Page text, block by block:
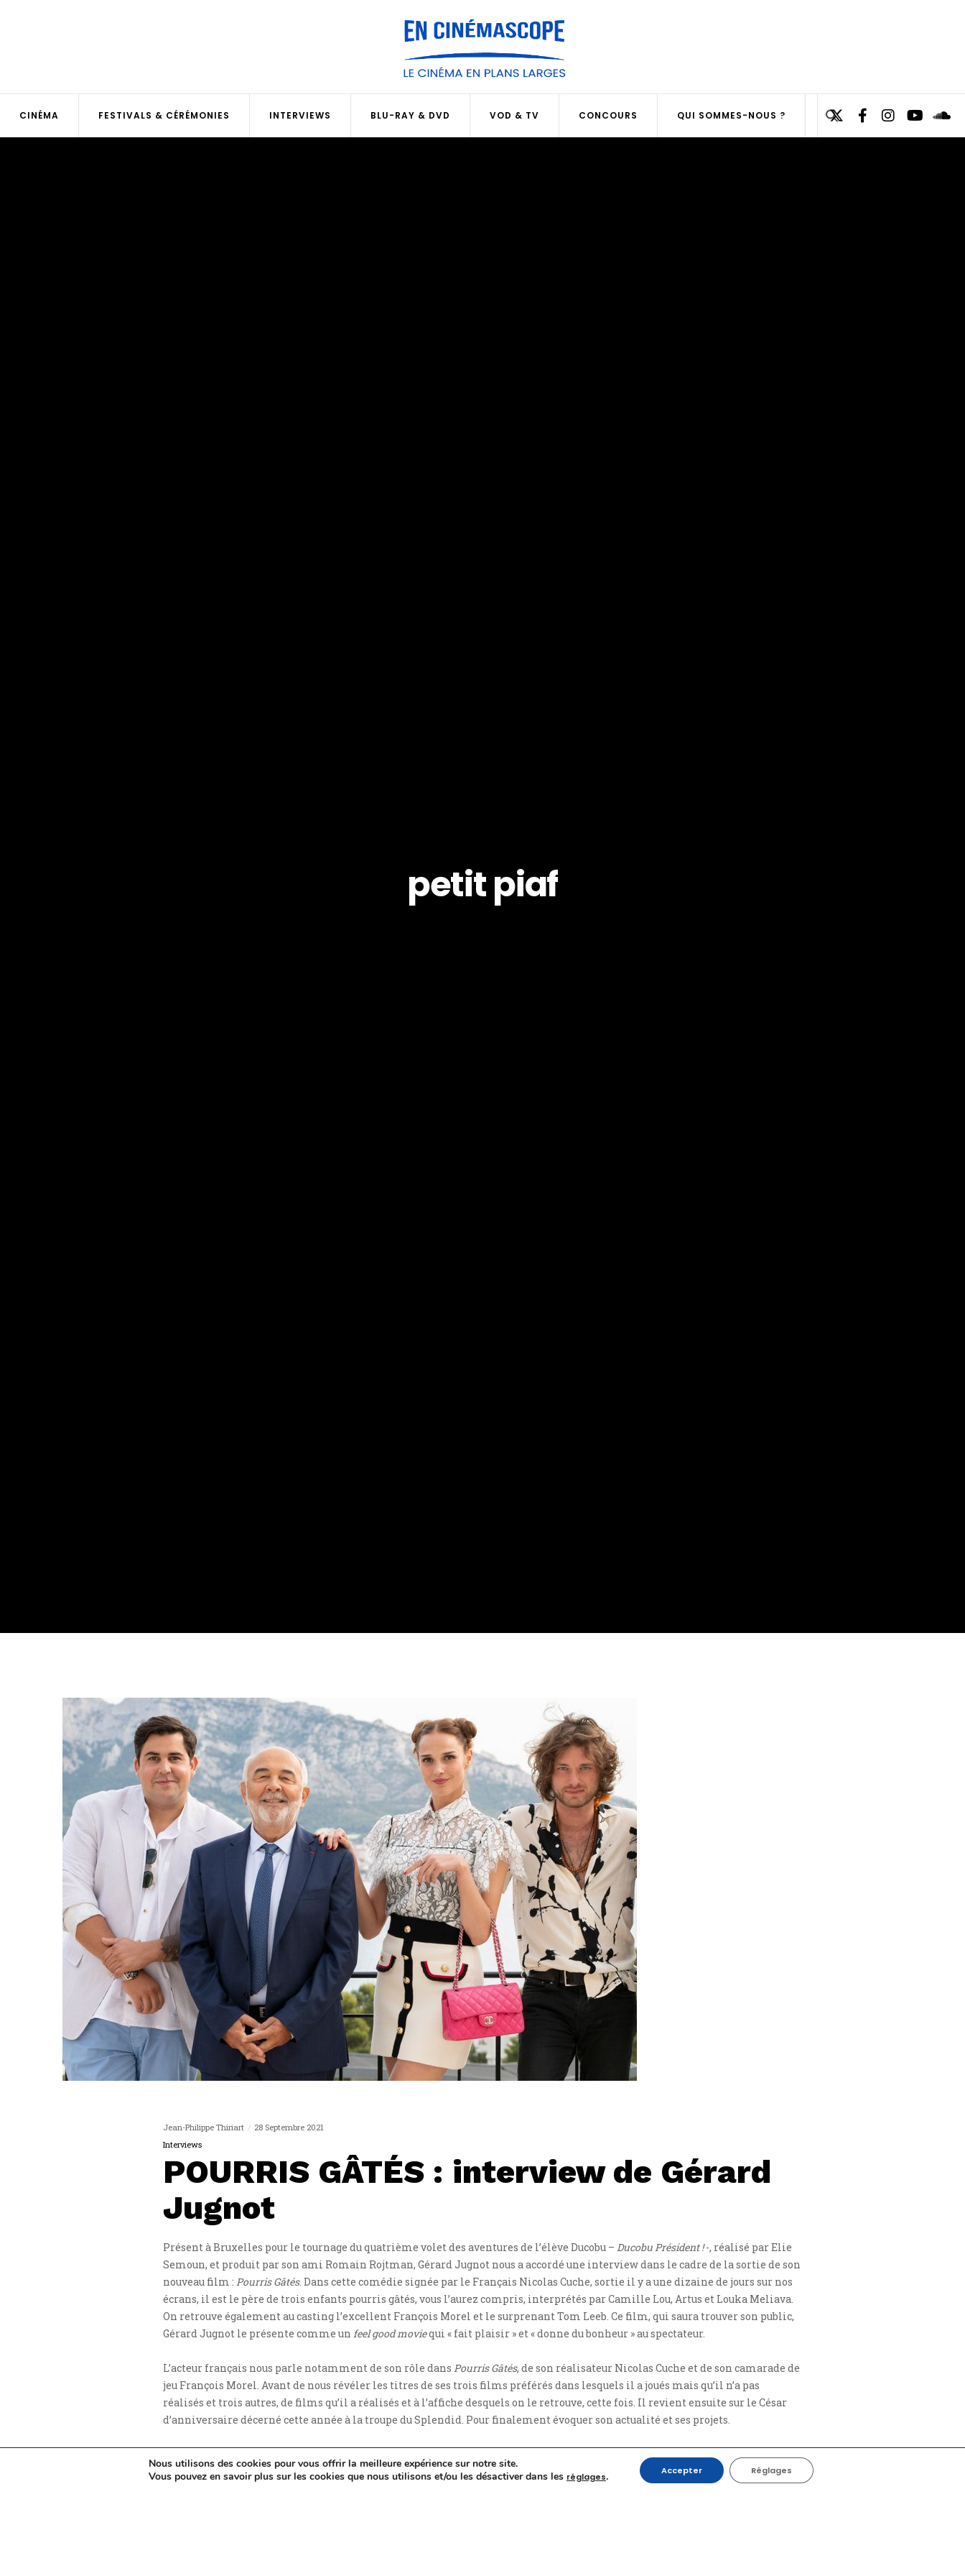
CINÉMA FESTIVALS & CÉRÉMONIES INTERVIEWS BLU-RAY & DVD VOD & TV CONCOURS QUI SOMMES-NOUS ? Search
for:
petit piaf
Jean-Philippe Thiriart
28 Septembre 2021
Interviews
POURRIS GÂTÉS : interview de Gérard
Jugnot
Présent à Bruxelles pour le tournage du quatrième volet des aventures de l’élève Ducobu –Ducobu Président !-, réalisé par Elie
Semoun, et produit par son ami Romain Rojtman, Gérard Jugnot nous a accordé une interview dans le cadre de la sortie de son
nouveau film :Pourris Gâtés. Dans cette comédie signée par le Français Nicolas Cuche, sortie il y a une dizaine de jours sur nos
écrans, il est le père de trois enfants pourris gâtés, vous l’aurez compris, interprétés par Camille Lou, Artus et Louka Meliava.
On retrouve également au casting l’excellent François Morel et le surprenant Tom Leeb. Ce film, qui saura trouver son public,
Gérard Jugnot le présente comme unfeel good moviequi « fait plaisir » et « donne du bonheur » au spectateur.
L’acteur français nous parle notamment de son rôle dansPourris Gâtés, de son réalisateur Nicolas Cuche et de son camarade de
jeu François Morel. Avant de nous révéler les titres de ses trois films préférés dans lesquels il a joués mais qu’il n’a pas
réalisés et trois autres, de films qu’il a réalisés et à l’affiche desquels on le retrouve, cette fois. Il revient ensuite sur le César
d’anniversaire décerné cette année à la troupe du Splendid. Pour finalement évoquer son actualité et ses projets.
Nous utilisons des cookies pour vous offrir la meilleure expérience sur notre site.
Vous pouvez en savoir plus sur les cookies que nous utilisons et/ou les désactiver dans les réglages. Accepter Réglages